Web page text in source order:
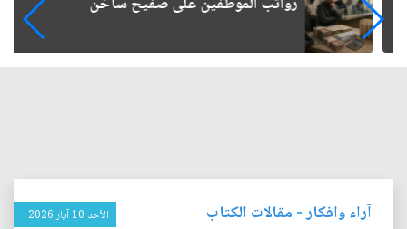
آراء وافكار- مقالات الكتاب الأحد 10 آيار 2026